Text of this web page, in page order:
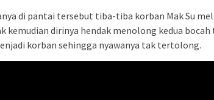
di pantai tersebut tiba-tiba korban Mak Su
kemudian dirinya hendak menolong kedua
korban sehingga nyawanya tak tertolong.